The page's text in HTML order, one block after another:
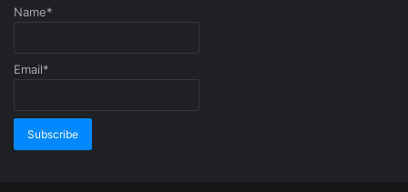
Name*
Email*